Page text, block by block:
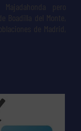
pero
del Monte,
de Madrid,